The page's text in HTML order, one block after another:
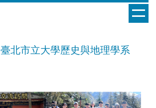
臺北市立大學歷史與地理學系